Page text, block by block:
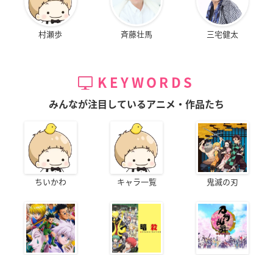
村瀬歩 斉藤壮馬 三宅健太
KEYWORDS
みんなが注目しているアニメ・作品たち
ちいかわ キャラ一覧 鬼滅の刃